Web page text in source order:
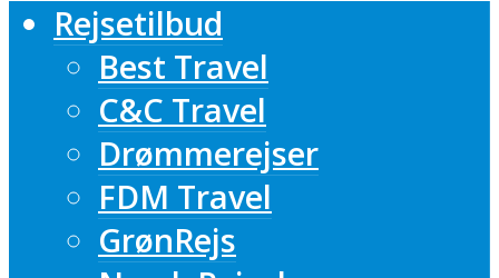
Rejsetilbud
Best Travel
C&C Travel
Drømmerejser
FDM Travel
GrønRejs